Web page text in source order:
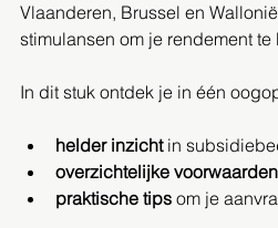
Vlaanderen, Brussel en
stimulansen om je rendement te
In dit stuk ontdek je in één
helder inzicht in
overzichtelijke voorwaarden
praktische tips om je